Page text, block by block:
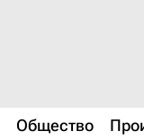
Общество